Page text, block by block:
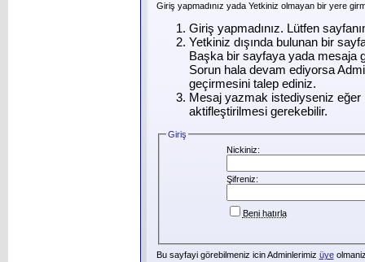
Giriş yapmadınız yada Yetkiniz olmayan bir yere
Giriş yapmadınız. Lütfen
Yetkiniz dışında bulunan bir
Başka bir sayfaya yada mesaja
Sorun hala devam ediyorsa
geçirmesini talep ediniz.
Mesaj yazmak istediyseniz eğer
aktifleştirilmesi gerekebilir.
Giriş
Nickiniz:
Şifreniz:
Beni hatırla
Bu sayfayi görebilmeniz icin Adminlerimiz üye